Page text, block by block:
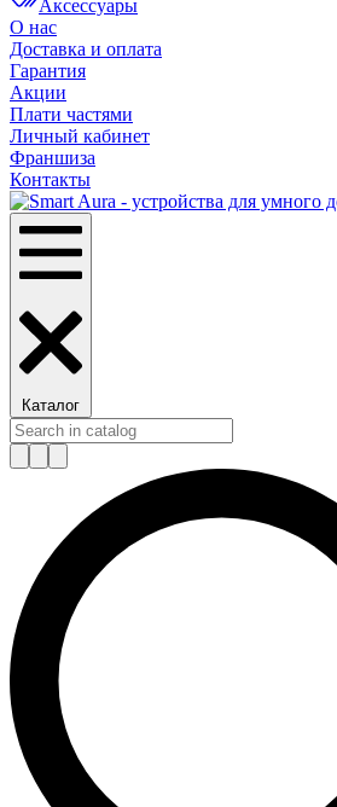
Аксессуары
О нас
Доставка и оплата
Гарантия
Акции
Плати частями
Личный кабинет
Франшиза
Контакты
Каталог